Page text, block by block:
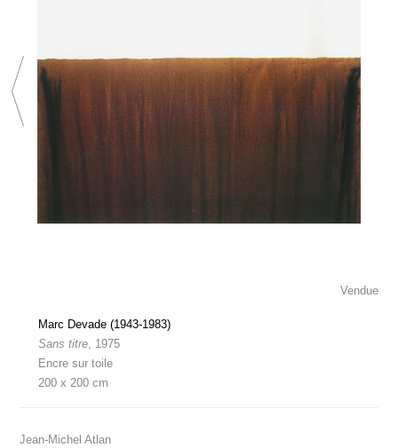
Vendue
Marc Devade (1943-1983)
Sans titre, 1975
Encre sur toile
200 x 200 cm
Jean-Michel Atlan